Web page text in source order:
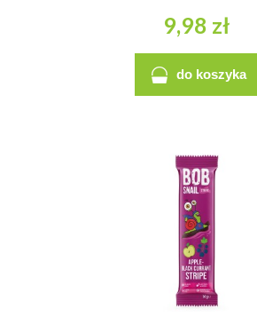
9,98 zł
do koszyka